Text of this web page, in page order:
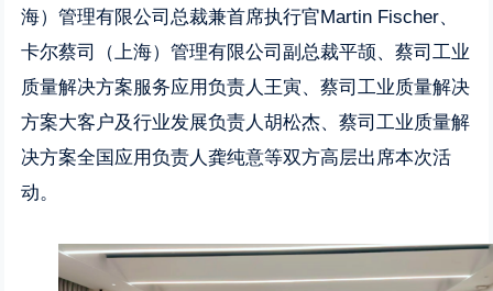
海）管理有限公司总裁兼首席执行官Martin Fischer、
卡尔蔡司（上海）管理有限公司副总裁平颉、蔡司工业
质量解决方案服务应用负责人王寅、蔡司工业质量解决
方案大客户及行业发展负责人胡松杰、蔡司工业质量解
决方案全国应用负责人龚纯意等双方高层出席本次活
动。